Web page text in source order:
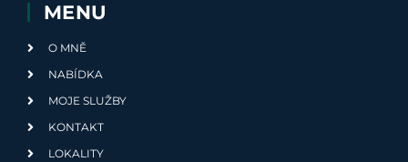
MENU
O MNĚ
NABÍDKA
MOJE SLUŽBY
KONTAKT
LOKALITY